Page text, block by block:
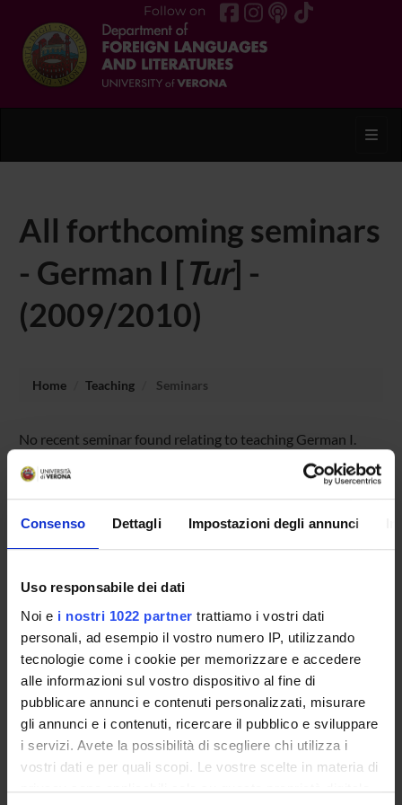
Consenso Dettagli Impostazioni degli annunci
Uso responsabile dei dati
Noi e i nostri 1022 partner trattiamo i vostri dati
personali, ad esempio il vostro numero IP, utilizzando
tecnologie come i cookie per memorizzare e accedere
alle informazioni sul vostro dispositivo al fine di
pubblicare annunci e contenuti personalizzati, misurare
gli annunci e i contenuti, ricercare il pubblico e sviluppare
i servizi. Avete la possibilità di scegliere chi utilizza i
vostri dati e per quali scopi. Le vostre scelte in materia di
privacy sono applicabili solo su questa proprietà digitale
Follow on
All forthcoming seminars
- German I [Tur] -
(2009/2010)
Home Teaching Seminars
No recent seminar found relating to teaching German I.
STUDYING
PHD PROGRAMMES AND POSTGRADUATE
COURSES
Contacts
People
Places
Calendar